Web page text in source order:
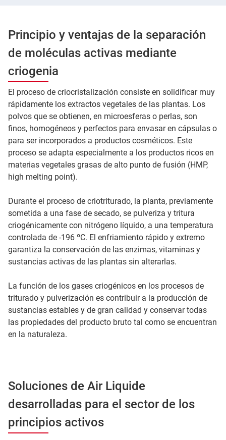
Principio y ventajas de la separación
de moléculas activas mediante
criogenia
El proceso de criocristalización consiste en solidificar muy
rápidamente los extractos vegetales de las plantas. Los
polvos que se obtienen, en microesferas o perlas, son
finos, homogéneos y perfectos para envasar en cápsulas o
para ser incorporados a productos cosméticos. Este
proceso se adapta especialmente a los productos ricos en
materias vegetales grasas de alto punto de fusión (HMP,
high melting point).
Durante el proceso de criotriturado, la planta, previamente
sometida a una fase de secado, se pulveriza y tritura
criogénicamente con nitrógeno líquido, a una temperatura
controlada de -196 ºC. El enfriamiento rápido y extremo
garantiza la conservación de las enzimas, vitaminas y
sustancias activas de las plantas sin alterarlas.
La función de los gases criogénicos en los procesos de
triturado y pulverización es contribuir a la producción de
sustancias estables y de gran calidad y conservar todas
las propiedades del producto bruto tal como se encuentran
en la naturaleza.
Soluciones de Air Liquide
desarrolladas para el sector de los
principios activos